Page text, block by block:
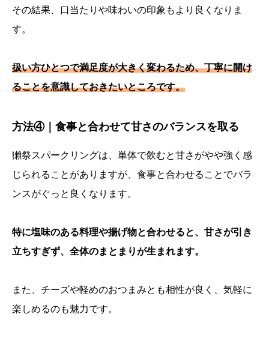
その結果、口当たりや味わいの印象もより良くなりま
す。
扱い方ひとつで満足度が大きく変わるため、丁寧に開け
ることを意識しておきたいところです。
方法④｜食事と合わせて甘さのバランスを取る
獺祭スパークリングは、単体で飲むと甘さがやや強く感
じられることがありますが、食事と合わせることでバラ
ンスがぐっと良くなります。
特に塩味のある料理や揚げ物と合わせると、甘さが引き
立ちすぎず、全体のまとまりが生まれます。
また、チーズや軽めのおつまみとも相性が良く、気軽に
楽しめるのも魅力です。